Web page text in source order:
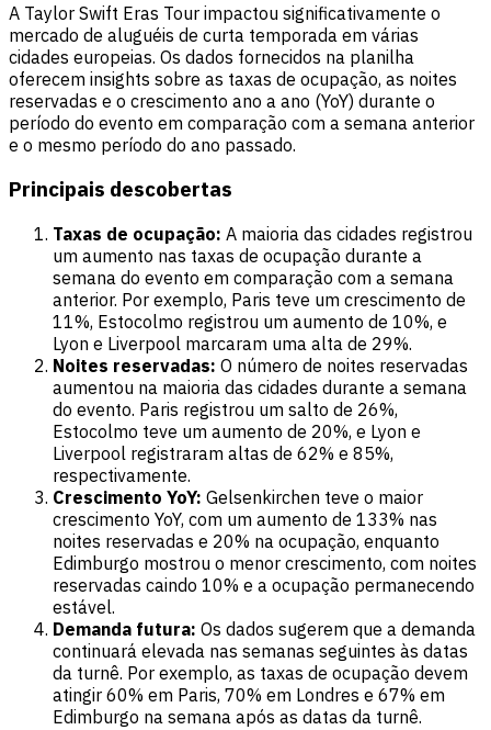
A Taylor Swift Eras Tour impactou significativamente o
mercado de aluguéis de curta temporada em várias
cidades europeias. Os dados fornecidos na planilha
oferecem insights sobre as taxas de ocupação, as noites
reservadas e o crescimento ano a ano (YoY) durante o
período do evento em comparação com a semana anterior
e o mesmo período do ano passado.
Principais descobertas
Taxas de ocupação: A maioria das cidades registrou
um aumento nas taxas de ocupação durante a
semana do evento em comparação com a semana
anterior. Por exemplo, Paris teve um crescimento de
11%, Estocolmo registrou um aumento de 10%, e
Lyon e Liverpool marcaram uma alta de 29%.
Noites reservadas: O número de noites reservadas
aumentou na maioria das cidades durante a semana
do evento. Paris registrou um salto de 26%,
Estocolmo teve um aumento de 20%, e Lyon e
Liverpool registraram altas de 62% e 85%,
respectivamente.
Crescimento YoY: Gelsenkirchen teve o maior
crescimento YoY, com um aumento de 133% nas
noites reservadas e 20% na ocupação, enquanto
Edimburgo mostrou o menor crescimento, com noites
reservadas caindo 10% e a ocupação permanecendo
estável.
Demanda futura: Os dados sugerem que a demanda
continuará elevada nas semanas seguintes às datas
da turnê. Por exemplo, as taxas de ocupação devem
atingir 60% em Paris, 70% em Londres e 67% em
Edimburgo na semana após as datas da turnê.